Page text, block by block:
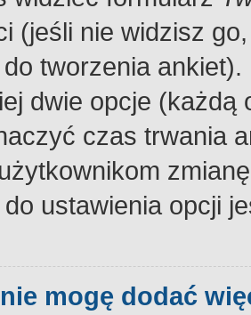
(jeśli nie widzisz
tworzenia
dwie opcje
czas trwania
ustawienia opcji
mogę dodać